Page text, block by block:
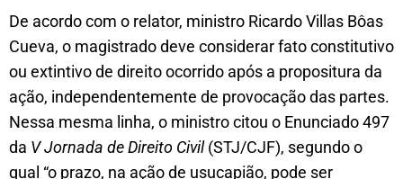
De acordo com o relator, ministro Ricardo Villas Bôas
Cueva, o magistrado deve considerar fato constitutivo
ou extintivo de direito ocorrido após a propositura da
ação, independentemente de provocação das partes.
Nessa mesma linha, o ministro citou o Enunciado 497
da V Jornada de Direito Civil(STJ/CJF), segundo o
qual “o prazo, na ação de usucapião, pode ser